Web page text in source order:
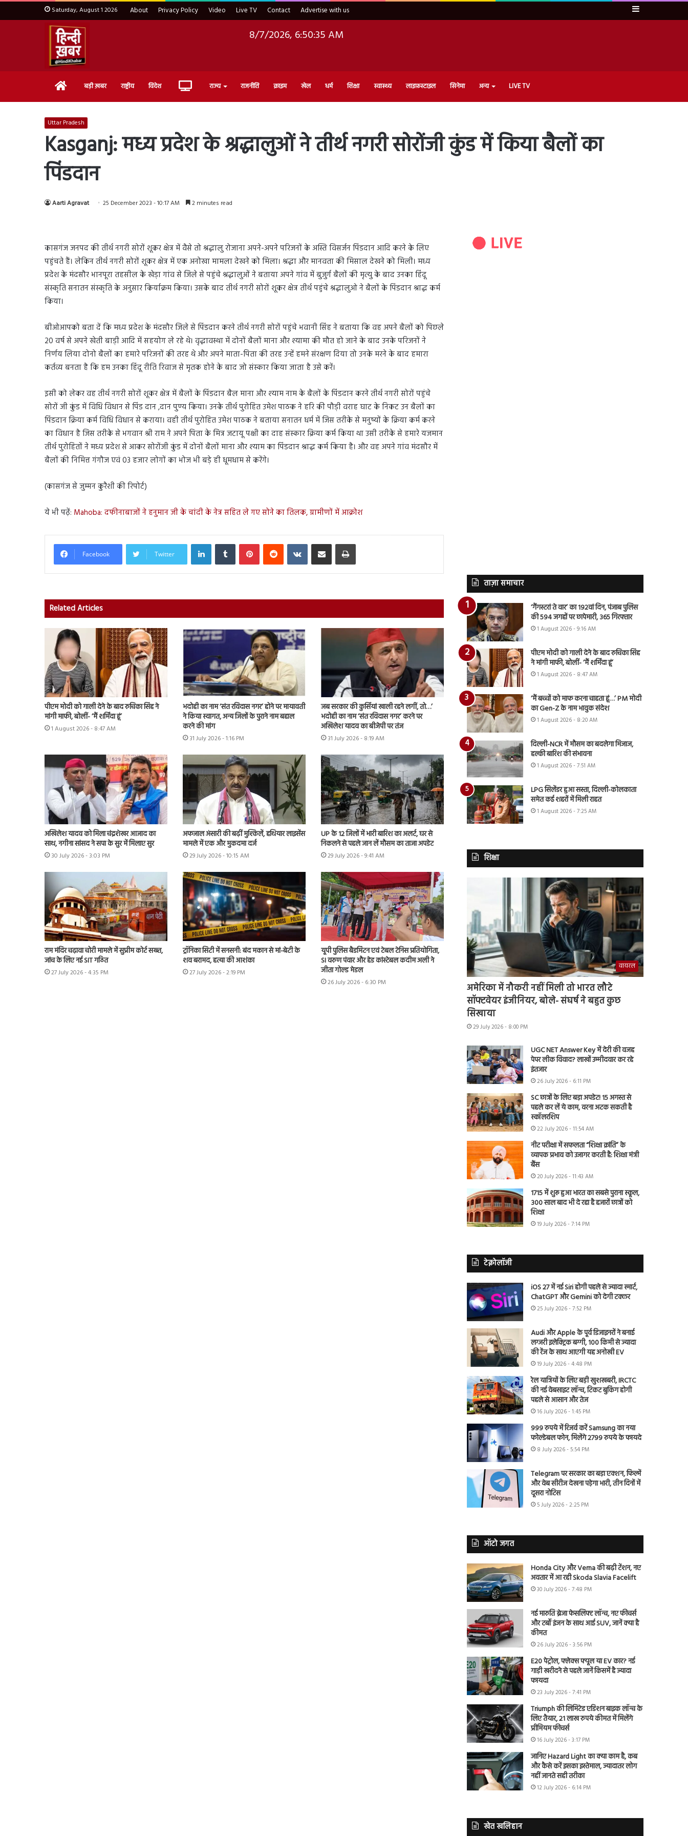
Saturday, August 1 2026 About Privacy Policy Video Live TV Contact Advertise with us Sidebar
8/7/2026, 6:50:36 AM
Home बड़ी ख़बर राष्ट्रीय विदेश Live राज्य राजनीति क्राइम खेल धर्म शिक्षा स्वास्थ्य लाइफ़स्टाइल सिनेमा अन्य LIVE TV
Uttar Pradesh
Kasganj: मध्य प्रदेश के श्रद्धालुओं ने तीर्थ नगरी सोरोंजी कुंड में किया बैलों का
पिंडदान
Aarti Agravat 25 December 2023 - 10:17 AM 2 minutes read
कासगंज जनपद की तीर्थ नगरी सोरों शूकर क्षेत्र में वैसे तो श्रद्धालु रोजाना अपने-अपने परिजनों के अस्ति विसर्जन पिंडदान आदि करने के लिए
पहुंचते हैं। लेकिन तीर्थ नगरी सोरों शूकर क्षेत्र में एक अनोखा मामला देखने को मिला। श्रद्धा और मानवता की मिसाल देखने को मिली। मध्य
प्रदेश के मंदसौर भानपूरा तहसील के खेड़ा गांव से जिले से पहुंचे श्रद्धालुओं ने बताया अपने गांव में बुजुर्ग बैलों की मृत्यु के बाद उनका हिंदू
संस्कृति सनातन संस्कृति के अनुसार किर्याक्रम किया। उसके बाद तीर्थ नगरी सोरों शूकर क्षेत्र तीर्थ पहुंचे श्रद्धालुओ ने बैलों के पिंडदान श्राद्ध कर्म
किया।
बीओआपको बता दें कि मध्य प्रदेश के मंदसौर जिले से पिंडदान करने तीर्थ नगरी सोरों पहुंचे भवानी सिंह ने बताया कि वह अपने बैलों को पिछले
20 वर्ष से अपने खेती बाड़ी आदि में सहयोग ले रहे थे। वृद्धावस्था में दोनों बैलों माना और श्यामा की मौत हो जाने के बाद उनके परिजनों ने
निर्णय लिया दोनो बैलों का हमारे परिजनों की तरह थे और अपने माता-पिता की तरह उन्हें हमने संरक्षण दिया तो उनके मरने के बाद हमारा
कर्तव्य बनता है कि हम उनका हिंदू रीति रिवाज से मृतक होने के बाद जो संस्कार किया जाता है उसे करें।
इसी को लेकर वह तीर्थ नगरी सोरों शूकर क्षेत्र में बैलों के पिंडदान बैल माना और श्याम नाम के बैलों के पिंडदान करने तीर्थ नगरी सोरों पहुंचे
सोरों जी कुंड में विधि विधान से पिंड दान ,दान पुण्य किया। उनके तीर्थ पुरोहित उमेश पाठक ने हरि की पौड़ी वराह घाट के निकट उन बैलों का
पिंडदान क्रिया कर्म विधि विधान से कराया। वही तीर्थ पुरोहित उमेश पाठक ने बताया सनातन धर्म में जिस तरीके से मनुष्यों के क्रिया कर्म करने
का विधान है जिस तरीके से भगवान श्री राम ने अपने पिता के मित्र जटायू पक्षी का दाह संस्कार क्रिया कर्म किया था उसी तरीके से हमारे यजमान
तीर्थ पुरोहितों ने मध्य प्रदेश से आकर सोरोंजी कुंड में दोनों बैलों माना और श्याम का पिंडदान श्राद्ध कर्म किया है। और वह अपने गांव मंदसौर में
बैलों की निमित्त गंगौज एवं 03 हजार लोगों का भोज भी बड़े ही धूमधाम से करेंगे।
(कासगंज से जुम्मन कुरैशी की रिपोर्ट)
ये भी पढ़ें: Mahoba: दफीनाबाजों ने हनुमान जी के चांदी के नेत्र सहित ले गए सोने का तिलक, ग्रामीणों में आक्रोश
Facebook Twitter
LinkedInTumblr PinterestReddit VKontakteShare via Email Print
Related Articles
पीएम मोदी को गाली देने के बाद रुचिका सिंह ने
मांगी माफी, बोलीं- ‘मैं शर्मिंदा हूं’
1 August 2026 - 8:47 AM
भदोही का नाम ‘संत रविदास नगर’ होने पर मायावती
ने किया स्वागत, अन्य जिलों के पुराने नाम बहाल
करने की मांग
31 July 2026 - 1:16 PM
जब सरकार की कुर्सियां खाली रहने लगीं, तो…’
भदोही का नाम ‘संत रविदास नगर’ करने पर
अखिलेश यादव का बीजेपी पर तंज
31 July 2026 - 8:19 AM
अखिलेश यादव को मिला चंद्रशेखर आजाद का
साथ, नगीना सांसद ने सपा के सुर में मिलाए सुर
30 July 2026 - 3:03 PM
अफजाल अंसारी की बढ़ीं मुश्किलें, हथियार लाइसेंस
मामले में एक और मुकदमा दर्ज
29 July 2026 - 10:15 AM
UP के 12 जिलों में भारी बारिश का अलर्ट, घर से
निकलने से पहले जान लें मौसम का ताजा अपडेट
29 July 2026 - 9:41 AM
राम मंदिर चढ़ावा चोरी मामले में सुप्रीम कोर्ट सख्त,
जांच के लिए नई SIT गठित
27 July 2026 - 4:35 PM
ट्रॉनिका सिटी में सनसनी: बंद मकान से मां-बेटी के
शव बरामद, हत्या की आशंका
27 July 2026 - 2:19 PM
यूपी पुलिस बैडमिंटन एवं टेबल टेनिस प्रतियोगिता,
SI वरुण पंवार और हेड कांस्टेबल कदीम अली ने
जीता गोल्ड मेडल
26 July 2026 - 6:30 PM
ताज़ा समाचार
‘गैंगस्टरां ते वार’ का 192वां दिन, पंजाब पुलिस
की 594 जगहों पर छापेमारी, 365 गिरफ्तार
1 August 2026 - 9:16 AM
पीएम मोदी को गाली देने के बाद रुचिका सिंह
ने मांगी माफी, बोलीं- ‘मैं शर्मिंदा हूं’
1 August 2026 - 8:47 AM
‘मैं बच्चों को माफ करना चाहता हूं…’ PM मोदी
का Gen-Z के नाम भावुक संदेश
1 August 2026 - 8:20 AM
दिल्ली-NCR में मौसम का बदलेगा मिजाज,
हल्की बारिश की संभावना
1 August 2026 - 7:51 AM
LPG सिलेंडर हुआ सस्ता, दिल्ली-कोलकाता
समेत कई शहरों में मिली राहत
1 August 2026 - 7:25 AM
शिक्षा
वायरल
अमेरिका में नौकरी नहीं मिली तो भारत लौटे
सॉफ्टवेयर इंजीनियर, बोले- संघर्ष ने बहुत कुछ
सिखाया
29 July 2026 - 8:00 PM
UGC NET Answer Key में देरी की वजह
पेपर लीक विवाद? लाखों उम्मीदवार कर रहे
इंतजार
26 July 2026 - 6:11 PM
SC छात्रों के लिए बड़ा अपडेट! 15 अगस्त से
पहले कर लें ये काम, वरना अटक सकती है
स्कॉलरशिप
22 July 2026 - 11:54 AM
नीट परीक्षा में सफलता “शिक्षा क्रांति” के
व्यापक प्रभाव को उजागर करती है: शिक्षा मंत्री
बैंस
20 July 2026 - 11:43 AM
1715 में शुरू हुआ भारत का सबसे पुराना स्कूल,
300 साल बाद भी दे रहा है हजारों छात्रों को
शिक्षा
19 July 2026 - 7:14 PM
टेक्नोलॉजी
iOS 27 में नई Siri होगी पहले से ज्यादा स्मार्ट,
ChatGPT और Gemini को देगी टक्कर
25 July 2026 - 7:52 PM
Audi और Apple के पूर्व डिजाइनरों ने बनाई
लग्जरी इलेक्ट्रिक बग्गी, 100 किमी से ज्यादा
की रेंज के साथ आएगी यह अनोखी EV
19 July 2026 - 4:48 PM
रेल यात्रियों के लिए बड़ी खुशखबरी, IRCTC
की नई वेबसाइट लॉन्च, टिकट बुकिंग होगी
पहले से आसान और तेज
16 July 2026 - 1:45 PM
999 रुपये में रिजर्व करें Samsung का नया
फोल्डेबल फोन, मिलेंगे 2799 रुपये के फायदे
8 July 2026 - 5:54 PM
Telegram पर सरकार का बड़ा एक्शन, फिल्में
और वेब सीरीज देखना पड़ेगा भारी, तीन दिनों में
दूसरा नोटिस
5 July 2026 - 2:25 PM
ऑटो जगत
Honda City और Verna की बढ़ी टेंशन, नए
अवतार में आ रही Skoda Slavia Facelift
30 July 2026 - 7:48 PM
नई मारुति ब्रेजा फेसलिफ्ट लॉन्च, नए फीचर्स
और टर्बो इंजन के साथ आई SUV, जानें क्या है
कीमत
26 July 2026 - 3:56 PM
E20 पेट्रोल, फ्लेक्स फ्यूल या EV कार? नई
गाड़ी खरीदने से पहले जानें किसमें है ज्यादा
फायदा
23 July 2026 - 7:41 PM
Triumph की लिमिटेड एडिशन बाइक लॉन्च के
लिए तैयार, 21 लाख रुपये कीमत में मिलेंगे
प्रीमियम फीचर्स
16 July 2026 - 3:17 PM
जानिए Hazard Light का क्या काम है, कब
और कैसे करें इसका इस्तेमाल, ज्यादातर लोग
नहीं जानते सही तरीका
12 July 2026 - 6:14 PM
खेत खलिहान